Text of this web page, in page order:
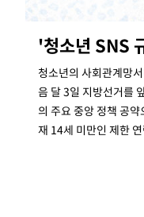
1시간 전 >
[속보]종합특검,
2시간 전 >[속보]코스피,
2시간 전 >[속보]원·달러 환
3시간 전 > "여기 떨어졌다"…
4시간 전 > 손흥민, 5경기 연
'청소년 SNS
청소년의 사회관계망
음 달 3일 지방선거를
의 주요 중앙 정책 공
재 14세 미만인 제한